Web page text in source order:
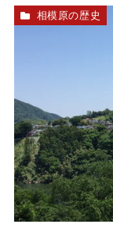
相模原の歴史